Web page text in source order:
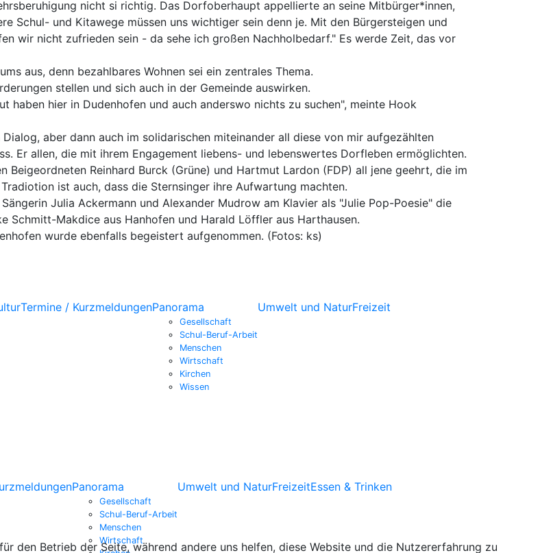
nicht si richtig. Das Dorfoberhaupt appellierte an seine Mitbürger*innen,
Schul- und Kitawege müssen uns wichtiger sein denn je. Mit den Bürgersteigen und
wir nicht zufrieden sein - da sehe ich großen Nachholbedarf." Es werde Zeit, das vor
aus, denn bezahlbares Wohnen sei ein zentrales Thema.
stellen und sich auch in der Gemeinde auswirken.
haben hier in Dudenhofen und auch anderswo nichts zu suchen", meinte Hook
aber dann auch im solidarischen miteinander all diese von mir aufgezählten
Er allen, die mit ihrem Engagement liebens- und lebenswertes Dorfleben ermöglichten.
Beigeordneten Reinhard Burck (Grüne) und Hartmut Lardon (FDP) all jene geehrt, die im
ist auch, dass die Sternsinger ihre Aufwartung machten.
Julia Ackermann und Alexander Mudrow am Klavier als "Julie Pop-Poesie" die
Schmitt-Makdice aus Hanhofen und Harald Löffler aus Harthausen.
wurde ebenfalls begeistert aufgenommen. (Fotos: ks)
Termine / KurzmeldungenPanorama
Gesellschaft
Schul-Beruf-Arbeit
Menschen
Wirtschaft
Kirchen
Wissen
Umwelt und NaturFreizeit
Panorama
Gesellschaft
Schul-Beruf-Arbeit
Menschen
Wirtschaft
Umwelt und NaturFreizeitEssen & Trinken
den Betrieb der Seite, während andere uns helfen, diese Website und die Nutzererfahrung zu